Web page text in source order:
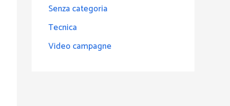
Senza categoria
Tecnica
Video campagne